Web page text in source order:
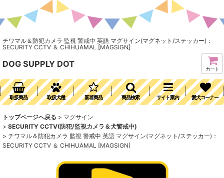
チワマル＆防犯カメラ 監視 警戒中 英語 マグサイン(マグネット/ステッカー)：
SECURITY CCTV ＆ CHIHUAMAL [MAGSIGN]
DOG SUPPLY DOT
カート
取扱商品 取扱犬種 新着商品 商品検索 サイト案内 愛犬コーナー
トップページへ戻る > マグサイン
> SECURITY CCTV(防犯/監視カメラ＆犬警戒中)
> チワマル＆防犯カメラ 監視 警戒中 英語 マグサイン(マグネット/ステッカー)：
SECURITY CCTV ＆ CHIHUAMAL [MAGSIGN]